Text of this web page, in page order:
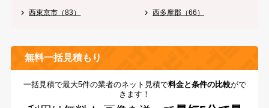
西東京市（83） 西多摩郡（66）
無料一括見積もり
一括見積で最大5件の業者のネット見積で料金と条件の比較がで
きます！